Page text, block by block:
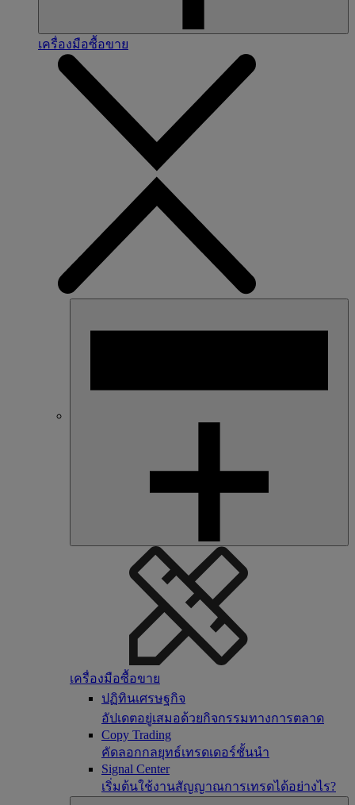
เครื่องมือซื้อขาย
เครื่องมือซื้อขาย
ปฏิทินเศรษฐกิจ
อัปเดตอยู่เสมอด้วยกิจกรรมทางการตลาด
Copy Trading
คัดลอกกลยุทธ์เทรดเดอร์ชั้นนำ
Signal Center
เริ่มต้นใช้งานสัญญาณการเทรดได้อย่างไร?